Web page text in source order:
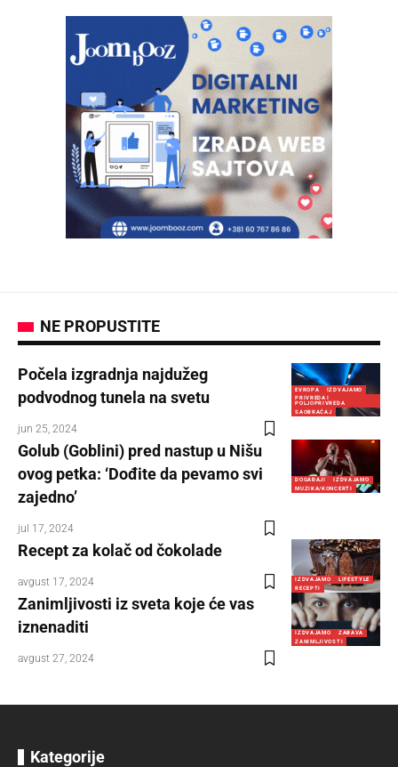
NE PROPUSTITE
EVROPA
IZDVAJAMO
PRIVREDA I
POLJOPRIVREDA
SAOBRAĆAJ
Počela izgradnja najdužeg
podvodnog tunela na svetu
jun 25, 2024
DOGAĐAJI
IZDVAJAMO
MUZIKA/KONCERTI
Golub (Goblini) pred nastup u Nišu
ovog petka: ‘Dođite da pevamo svi
zajedno’
jul 17, 2024
IZDVAJAMO
LIFESTYLE
RECEPTI
Recept za kolač od čokolade
avgust 17, 2024
IZDVAJAMO
ZABAVA
ZANIMLJIVOSTI
Zanimljivosti iz sveta koje će vas
iznenaditi
avgust 27, 2024
Kategorije